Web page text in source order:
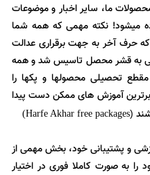
ما، سایر اخبار و موضوعات
میشود! نکته مهمی که همه شما
که حرف آخر به جهت برقراری عدالت
به قشر محصل تاسیس شد و همه
تحصیلی محصولها و پکها را
برترین آموزش های ممکن دست پیدا
(
Harfe Akhar free packages)
و پشتیبانی خود، بخش مهمی از
به صورت کاملا فوری در اختیار